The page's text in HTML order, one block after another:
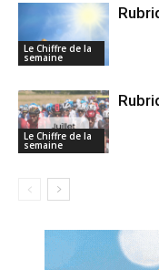
Le Chiffre de la
semaine
Le Chiffre de la
semaine